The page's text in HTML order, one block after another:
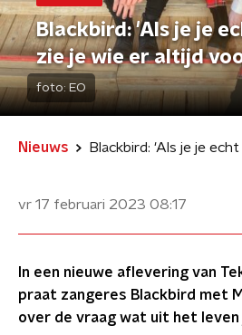
Blackbird: 'Als je je
zie je wie er altijd
foto: EO
Nieuws
vr 17 februari 2023 08:17
In een nieuwe aflevering van
praat zangeres Blackbird met
over de vraag wat uit het